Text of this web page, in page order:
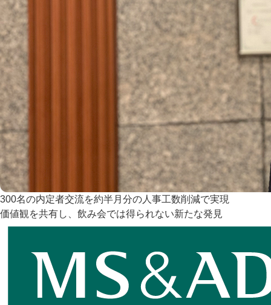
300名の内定者交流を約半月分の人事工数削減で実現
価値観を共有し、飲み会では得られない新たな発見